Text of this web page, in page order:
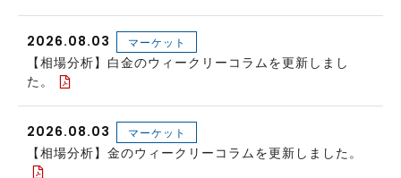
2026.08.03 マーケット
【相場分析】白金のウィークリーコラムを更新しまし
た。
2026.08.03 マーケット
【相場分析】金のウィークリーコラムを更新しました。